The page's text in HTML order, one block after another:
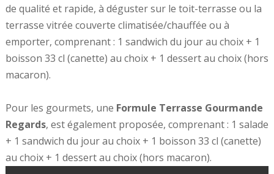
de qualité et rapide, à déguster sur le toit-terrasse ou la
terrasse vitrée couverte climatisée/chauffée ou à
emporter, comprenant : 1 sandwich du jour au choix + 1
boisson 33 cl (canette) au choix + 1 dessert au choix (hors
macaron).
Pour les gourmets, une Formule Terrasse Gourmande
Regards, est également proposée, comprenant : 1 salade
+ 1 sandwich du jour au choix + 1 boisson 33 cl (canette)
au choix + 1 dessert au choix (hors macaron).